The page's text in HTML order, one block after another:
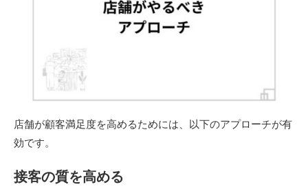
店舗が顧客満足度を高めるためには、以下のアプローチが有
効です。
接客の質を高める